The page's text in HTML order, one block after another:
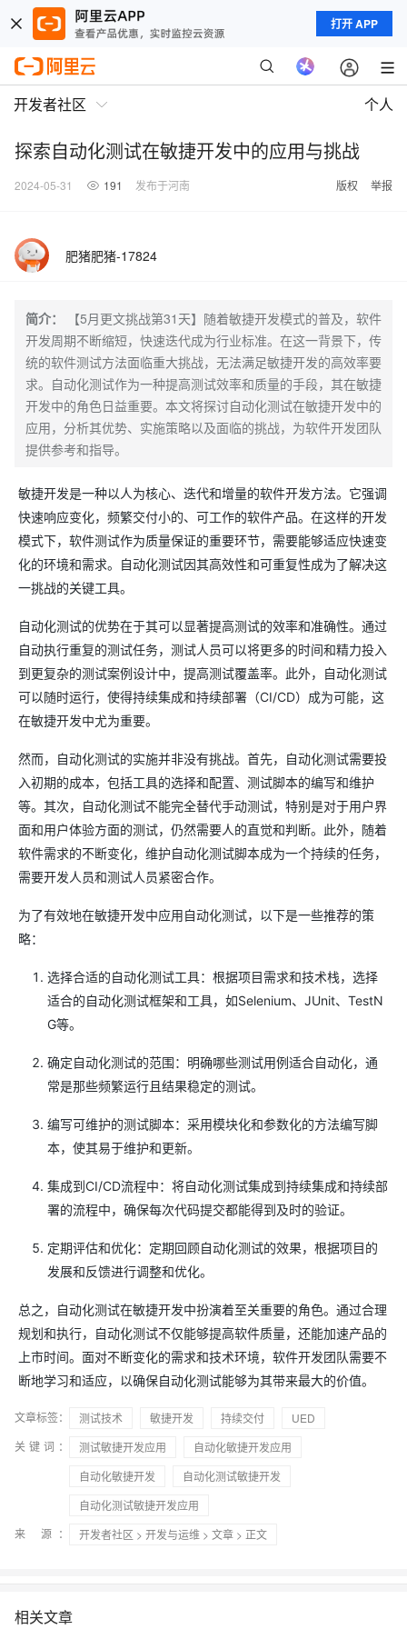
打开 APP
开发者社区 个人
探索自动化测试在敏捷开发中的应用与挑战
2024-05-31 191 发布于河南 版权 举报
肥猪肥猪-17824
简介：
【5月更文挑战第31天】随着敏捷开发模式的普及，软件
开发周期不断缩短，快速迭代成为行业标准。在这一背景下，传
统的软件测试方法面临重大挑战，无法满足敏捷开发的高效率要
求。自动化测试作为一种提高测试效率和质量的手段，其在敏捷
开发中的角色日益重要。本文将探讨自动化测试在敏捷开发中的
应用，分析其优势、实施策略以及面临的挑战，为软件开发团队
提供参考和指导。
敏捷开发是一种以人为核心、迭代和增量的软件开发方法。它强调
快速响应变化，频繁交付小的、可工作的软件产品。在这样的开发
模式下，软件测试作为质量保证的重要环节，需要能够适应快速变
化的环境和需求。自动化测试因其高效性和可重复性成为了解决这
一挑战的关键工具。
自动化测试的优势在于其可以显著提高测试的效率和准确性。通过
自动执行重复的测试任务，测试人员可以将更多的时间和精力投入
到更复杂的测试案例设计中，提高测试覆盖率。此外，自动化测试
可以随时运行，使得持续集成和持续部署（CI/CD）成为可能，这
在敏捷开发中尤为重要。
然而，自动化测试的实施并非没有挑战。首先，自动化测试需要投
入初期的成本，包括工具的选择和配置、测试脚本的编写和维护
等。其次，自动化测试不能完全替代手动测试，特别是对于用户界
面和用户体验方面的测试，仍然需要人的直觉和判断。此外，随着
软件需求的不断变化，维护自动化测试脚本成为一个持续的任务，
需要开发人员和测试人员紧密合作。
为了有效地在敏捷开发中应用自动化测试，以下是一些推荐的策
略：
选择合适的自动化测试工具：根据项目需求和技术栈，选择
适合的自动化测试框架和工具，如Selenium、JUnit、TestN
G等。
确定自动化测试的范围：明确哪些测试用例适合自动化，通
常是那些频繁运行且结果稳定的测试。
编写可维护的测试脚本：采用模块化和参数化的方法编写脚
本，使其易于维护和更新。
集成到CI/CD流程中：将自动化测试集成到持续集成和持续部
署的流程中，确保每次代码提交都能得到及时的验证。
定期评估和优化：定期回顾自动化测试的效果，根据项目的
发展和反馈进行调整和优化。
总之，自动化测试在敏捷开发中扮演着至关重要的角色。通过合理
规划和执行，自动化测试不仅能够提高软件质量，还能加速产品的
上市时间。面对不断变化的需求和技术环境，软件开发团队需要不
断地学习和适应，以确保自动化测试能够为其带来最大的价值。
文章标签： 测试技术 敏捷开发 持续交付
UED
关键词：
测试敏捷开发应用
自动化敏捷开发应用
自动化敏捷开发
自动化测试敏捷开发
自动化测试敏捷开发应用
来 源：
开发者社区 > 开发与运维 > 文章 > 正文
相关文章